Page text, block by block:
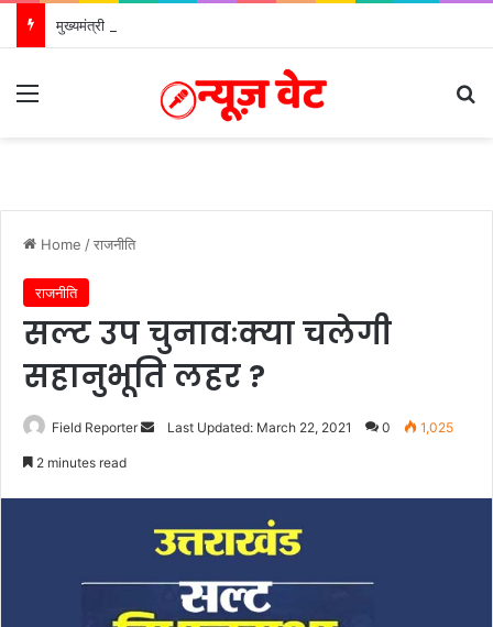
मुख्यमंत्री से महानिदेशक एनसीसी ने की शिष्टाचार भेंट
Menu
Home /राजनीति
राजनीति
सल्ट उप चुनावःक्या चलेगी
सहानुभूति लहर ?
Field Reporter
SendLast Updated: March 22, 2021 0 1,025
2 minutes read